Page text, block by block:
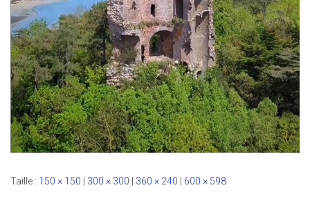
Taille : 150 × 150 | 300 × 300 | 360 × 240 | 600 × 598